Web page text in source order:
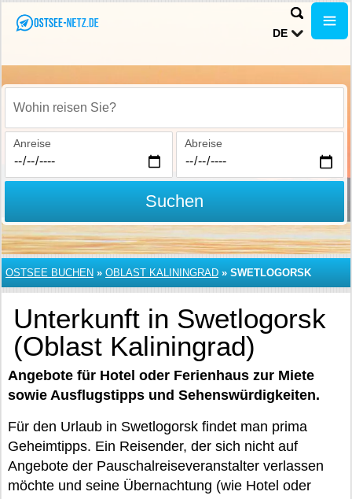
DE
Wohin reisen Sie?
Anreise Abreise
Suchen
OSTSEE BUCHEN » OBLAST KALININGRAD » SWETLOGORSK
Unterkunft in Swetlogorsk
(Oblast Kaliningrad)
Angebote für Hotel oder Ferienhaus zur Miete
sowie Ausflugstipps und Sehenswürdigkeiten.
Für den Urlaub in Swetlogorsk findet man prima
Geheimtipps. Ein Reisender, der sich nicht auf
Angebote der Pauschalreiseveranstalter verlassen
möchte und seine Übernachtung (wie Hotel oder